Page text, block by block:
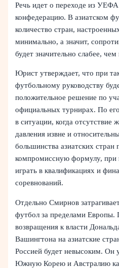
Речь идет о переходе из
конфедерацию. В азиатском
количество стран,
минимально, а значит,
будет значительно слабее,
Юрист утверждает, что при
футбольному руководству
положительное решение по
официальных турнирах. По
в ситуации, когда отсутствие
давления извне и
большинства азиатских стран
компромиссную формулу, при
играть в квалификациях и
соревнований.
Отдельно Смирнов
футбол за пределами Европы.
возвращения к власти
Вашингтона на азиатские
Россией будет невысоким.
Южную Корею и Австралию